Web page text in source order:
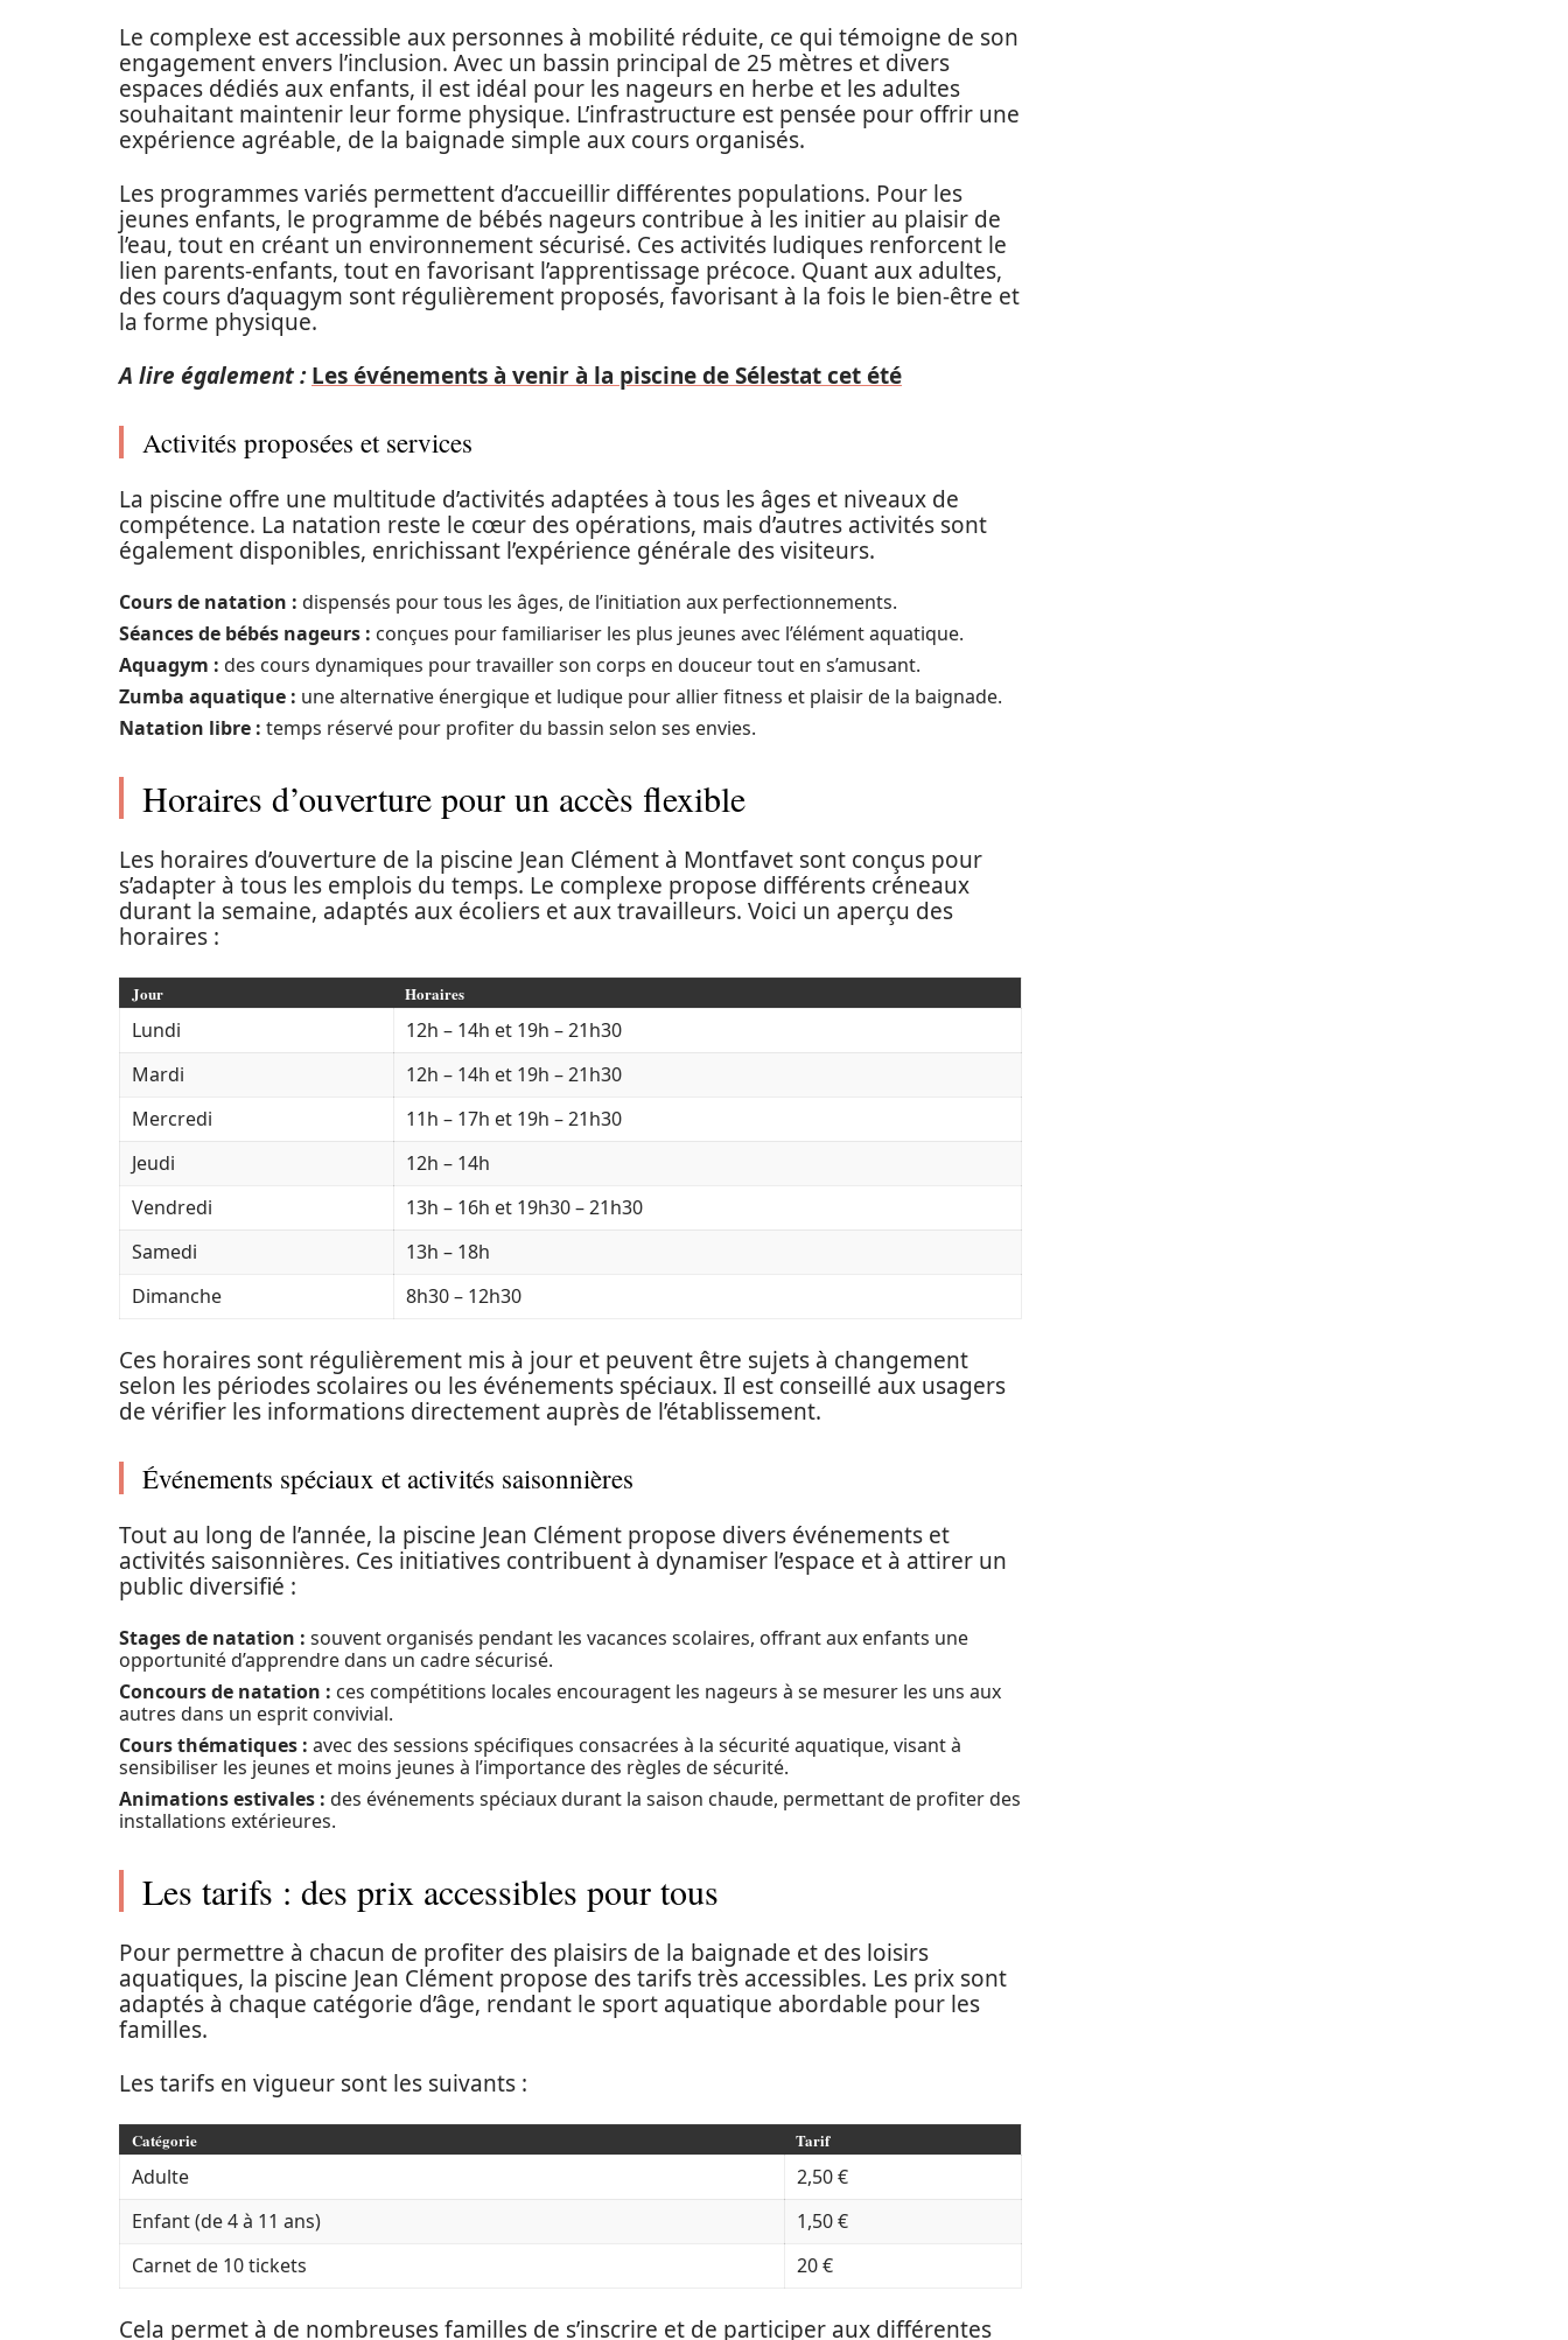
Le complexe est accessible aux personnes à mobilité réduite, ce qui témoigne de son
engagement envers l’inclusion. Avec un bassin principal de 25 mètres et divers
espaces dédiés aux enfants, il est idéal pour les nageurs en herbe et les adultes
souhaitant maintenir leur forme physique. L’infrastructure est pensée pour offrir une
expérience agréable, de la baignade simple aux cours organisés.
Les programmes variés permettent d’accueillir différentes populations. Pour les
jeunes enfants, le programme de bébés nageurs contribue à les initier au plaisir de
l’eau, tout en créant un environnement sécurisé. Ces activités ludiques renforcent le
lien parents-enfants, tout en favorisant l’apprentissage précoce. Quant aux adultes,
des cours d’aquagym sont régulièrement proposés, favorisant à la fois le bien-être et
la forme physique.
A lire également : Les événements à venir à la piscine de Sélestat cet été
Activités proposées et services
La piscine offre une multitude d’activités adaptées à tous les âges et niveaux de
compétence. La natation reste le cœur des opérations, mais d’autres activités sont
également disponibles, enrichissant l’expérience générale des visiteurs.
Cours de natation : dispensés pour tous les âges, de l’initiation aux perfectionnements.
Séances de bébés nageurs : conçues pour familiariser les plus jeunes avec l’élément aquatique.
Aquagym : des cours dynamiques pour travailler son corps en douceur tout en s’amusant.
Zumba aquatique : une alternative énergique et ludique pour allier fitness et plaisir de la baignade.
Natation libre : temps réservé pour profiter du bassin selon ses envies.
Horaires d’ouverture pour un accès flexible
Les horaires d’ouverture de la piscine Jean Clément à Montfavet sont conçus pour
s’adapter à tous les emplois du temps. Le complexe propose différents créneaux
durant la semaine, adaptés aux écoliers et aux travailleurs. Voici un aperçu des
horaires :
Jour Horaires
Lundi
12h – 14h et 19h – 21h30
Mardi
12h – 14h et 19h – 21h30
Mercredi
11h – 17h et 19h – 21h30
Jeudi
12h – 14h
Vendredi
13h – 16h et 19h30 – 21h30
Samedi
13h – 18h
Dimanche
8h30 – 12h30
Ces horaires sont régulièrement mis à jour et peuvent être sujets à changement
selon les périodes scolaires ou les événements spéciaux. Il est conseillé aux usagers
de vérifier les informations directement auprès de l’établissement.
Événements spéciaux et activités saisonnières
Tout au long de l’année, la piscine Jean Clément propose divers événements et
activités saisonnières. Ces initiatives contribuent à dynamiser l’espace et à attirer un
public diversifié :
Stages de natation : souvent organisés pendant les vacances scolaires, offrant aux enfants une
opportunité d’apprendre dans un cadre sécurisé.
Concours de natation : ces compétitions locales encouragent les nageurs à se mesurer les uns aux
autres dans un esprit convivial.
Cours thématiques : avec des sessions spécifiques consacrées à la sécurité aquatique, visant à
sensibiliser les jeunes et moins jeunes à l’importance des règles de sécurité.
Animations estivales : des événements spéciaux durant la saison chaude, permettant de profiter des
installations extérieures.
Les tarifs : des prix accessibles pour tous
Pour permettre à chacun de profiter des plaisirs de la baignade et des loisirs
aquatiques, la piscine Jean Clément propose des tarifs très accessibles. Les prix sont
adaptés à chaque catégorie d’âge, rendant le sport aquatique abordable pour les
familles.
Les tarifs en vigueur sont les suivants :
Catégorie Tarif
Adulte
2,50 €
Enfant (de 4 à 11 ans)
1,50 €
Carnet de 10 tickets
20 €
Cela permet à de nombreuses familles de s’inscrire et de participer aux différentes